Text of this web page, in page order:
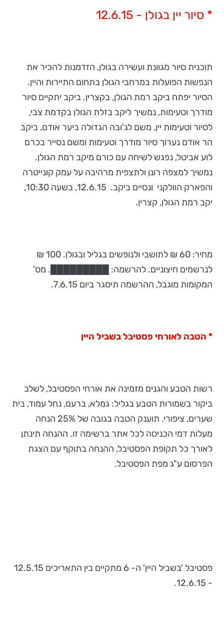
* סיור יין בגולן - 12.6.15
תוכנית סיור מגוונת ועשירה בגולן, הזדמנות להכיר את
הנפשות הפועלות במרחבי הגולן בתחום התיירות והיין.
הסיור יפתח ביקב רמת הגולן, בקצרין. ביקב יתקיים סיור
מודרך וטעימות, נמשיך ליקב בזלת הגולן בקדמת צבי,
לסיור וטעימות יין, משם לג'ובה הגדולה ביער אודם, ביקב
הר אודם נערוך סיור מודרך וטעימות ומשם נסייר בכרם
לוע אביטל, נפגש לשיחה עם כורם מיקב רמת הגולן.
נמשיך למצפה רונן ולתצפית מרהיבה על עמק קונייטרה
והפארק הוולקני ונסיים ביקב. 12.6.15, בשעה 10:30,
יקב רמת הגולן, קצרין.
מחיר: 60 ₪ לתושבי ולנופשים בגליל ובגולן. 100 ₪
לנרשמים חיצוניים. להרשמה: █████████. מס'
המקומות מוגבל, ההרשמה תיסגר ביום 7.6.15.
* הטבה לאורחי פסטיבל בשביל היין
רשות הטבע והגנים מזמינה את אורחי הפסטיבל, לשלב
ביקור בשמורות הטבע בגליל: גמלא, ברעם, נחל עמוד, בית
שערים, ציפורי. תוענק הטבה בגובה של 25% הנחה
מעלות דמי הכניסה לכל אתר ברשימה זו. ההנחה תינתן
לאורך כל תקופת הפסטיבל, ההנחה בתוקף עם הצגת
הפרסום ע"ג מפת הפסטיבל.
פסטיבל 'בשביל היין' ה- 6 מתקיים בין התאריכים 12.5.15
- 12.6.15.